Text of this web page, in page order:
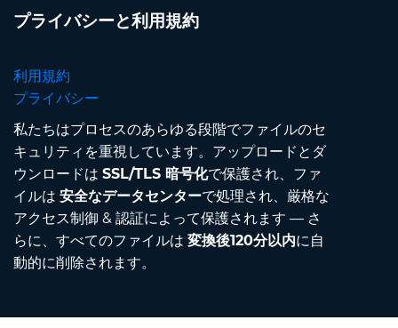
プライバシーと利用規約
利用規約
プライバシー
私たちはプロセスのあらゆる段階でファイルのセ
キュリティを重視しています。アップロードとダ
ウンロードは SSL/TLS 暗号化で保護され、ファ
イルは 安全なデータセンターで処理され、厳格な
アクセス制御 & 認証によって保護されます — さ
らに、すべてのファイルは 変換後120分以内に自
動的に削除されます。